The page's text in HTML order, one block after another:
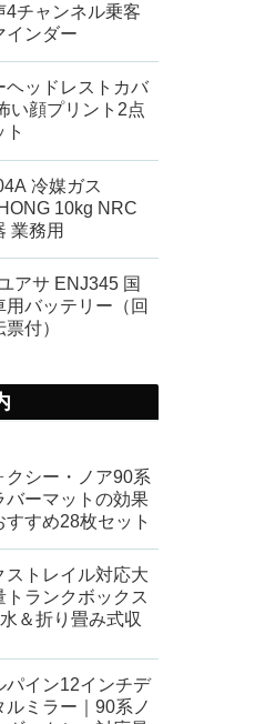
4チャンネル乗客
インダー
ヘッドレストカバ
い顔プリント2点
ト
冷媒ガス
10kg NRC
業務用
アサ ENJ345 国
用バッテリー（回
票付）
クシー・ノア90系
バーマットの効果
すすめ28枚セット
ストレイル対応大
トランクボックス
水＆折り畳み式収
パイン12インチデ
ルミラー｜90系ノ